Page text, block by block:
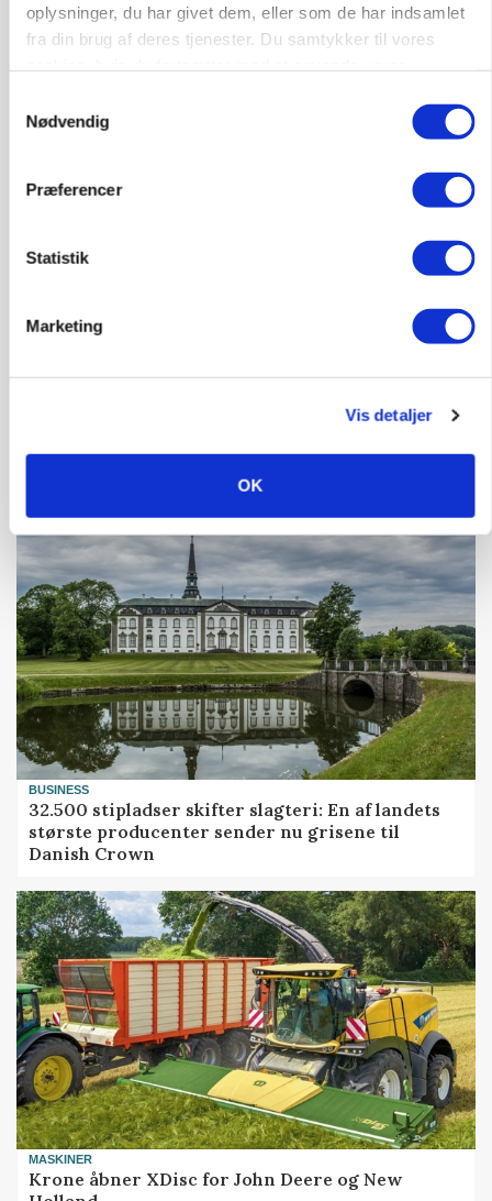
oplysninger, du har givet dem, eller som de har indsamlet
fra din brug af deres tjenester. Du samtykker til vores
Nødvendig
Præferencer
Statistik
Marketing
Vis detaljer
OK
Annonce
Markvandring sætter fokus på elefantgræs
Grisenoteringen står stille
BUSINESS
32.500 stipladser skifter slagteri: En af landets
største producenter sender nu grisene til
Danish Crown
MASKINER
Krone åbner XDisc for John Deere og New